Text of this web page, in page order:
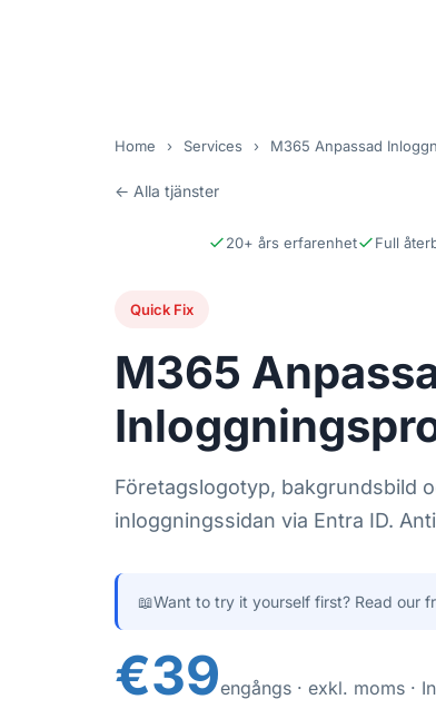
Home › Services › M365 Anpassad
← Alla tjänster
20+ års erfarenhet Full
Quick Fix
M365
Företagslogotyp, bakgrundsbild
inloggningssidan via Entra ID.
📖Want to try it yourself first? Read our
€39engångs · exkl. moms ·